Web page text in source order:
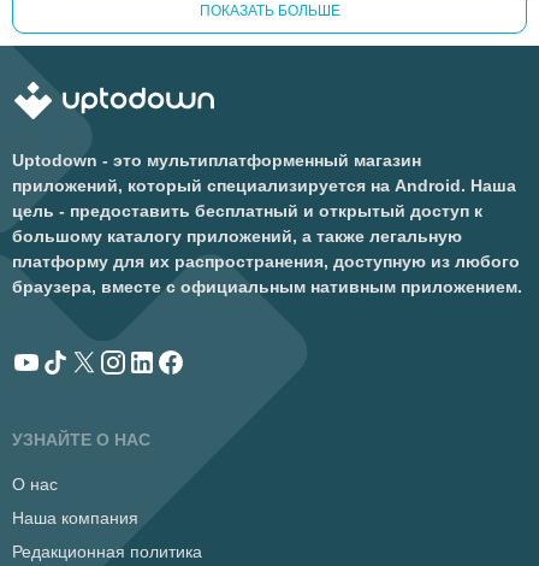
ПОКАЗАТЬ БОЛЬШЕ
Uptodown - это мультиплатформенный магазин
приложений, который специализируется на Android. Наша
цель - предоставить бесплатный и открытый доступ к
большому каталогу приложений, а также легальную
платформу для их распространения, доступную из любого
браузера, вместе с официальным нативным приложением.
УЗНАЙТЕ О НАС
О нас
Наша компания
Редакционная политика